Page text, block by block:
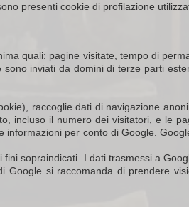
presenti cookie di profilazione
quali: pagine visitate, tempo di
inviati da domini di terze parti
raccoglie dati di navigazione
incluso il numero dei visitatori, e le
per conto di Google.
sopraindicati. I dati trasmessi a
si raccomanda di prendere